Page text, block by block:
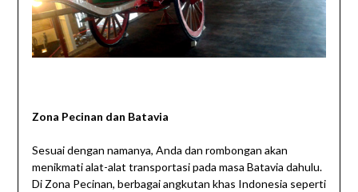
Zona Pecinan dan Batavia
Sesuai dengan namanya, Anda dan rombongan akan
menikmati alat-alat transportasi pada masa Batavia dahulu.
Di Zona Pecinan, berbagai angkutan khas Indonesia seperti